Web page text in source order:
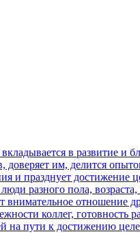
в развитие и
доверяет им, делится
и празднует достижение
разного пола, возраста,
внимательное отношение
коллег, готовность
на пути к достижению